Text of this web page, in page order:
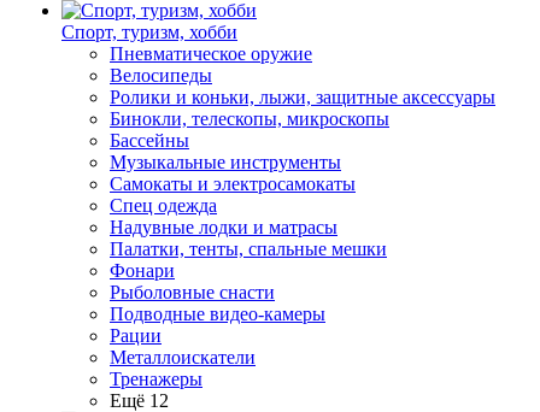
Спорт, туризм, хобби
Пневматическое оружие
Велосипеды
Ролики и коньки, лыжи, защитные аксессуары
Бинокли, телескопы, микроскопы
Бассейны
Музыкальные инструменты
Самокаты и электросамокаты
Спец одежда
Надувные лодки и матрасы
Палатки, тенты, спальные мешки
Фонари
Рыболовные снасти
Подводные видео-камеры
Рации
Металлоискатели
Тренажеры
Ещё 12